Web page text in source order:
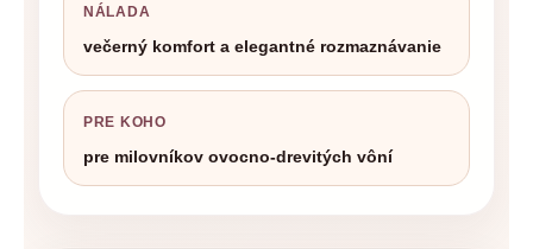
NÁLADA
večerný komfort a elegantné rozmaznávanie
PRE KOHO
pre milovníkov ovocno-drevitých vôní